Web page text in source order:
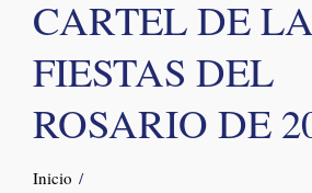
CARTEL DE
FIESTAS DEL
ROSARIO DE
Inicio